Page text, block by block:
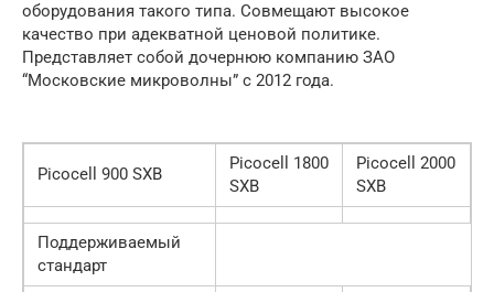
оборудования такого типа. Совмещают высокое
качество при адекватной ценовой политике.
Представляет собой дочернюю компанию ЗАО
“Московские микроволны” с 2012 года.
Picocell 900 SXB
Picocell 1800
SXB
Picocell 2000
SXB
Поддерживаемый
стандарт